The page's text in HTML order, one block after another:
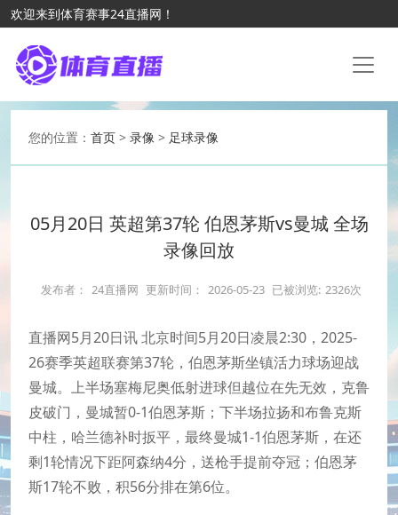
欢迎来到体育赛事24直播网！
您的位置： 首页 > 录像 > 足球录像
05月20日 英超第37轮 伯恩茅斯vs曼城 全场
录像回放
发布者： 24直播网 更新时间： 2026-05-23 已被浏览: 2326次
直播网5月20日讯 北京时间5月20日凌晨2:30，2025-
26赛季英超联赛第37轮，伯恩茅斯坐镇活力球场迎战
曼城。上半场塞梅尼奥低射进球但越位在先无效，克鲁
皮破门，曼城暂0-1伯恩茅斯；下半场拉扬和布鲁克斯
中柱，哈兰德补时扳平，最终曼城1-1伯恩茅斯，在还
剩1轮情况下距阿森纳4分，送枪手提前夺冠；伯恩茅
斯17轮不败，积56分排在第6位。